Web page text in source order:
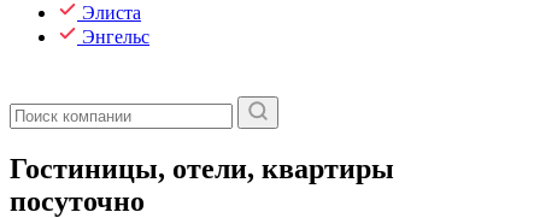
Элиста
Энгельс
Гостиницы, отели, квартиры
посуточно